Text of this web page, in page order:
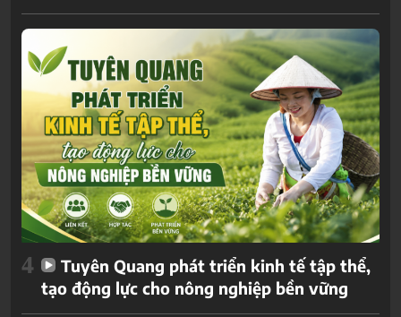
4
Tuyên Quang phát triển kinh tế tập thể,
tạo động lực cho nông nghiệp bền vững